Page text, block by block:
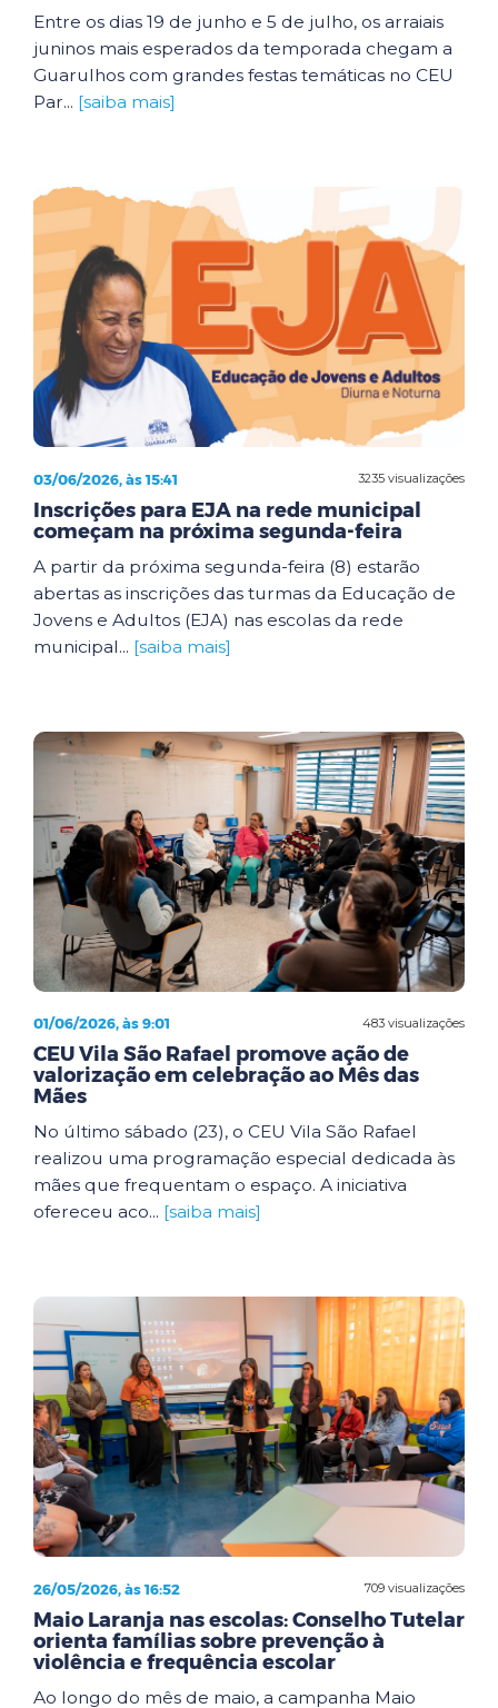
Entre os dias 19 de junho e 5 de julho, os arraiais
juninos mais esperados da temporada chegam a
Guarulhos com grandes festas temáticas no CEU
Par... [saiba mais]
3235 visualizações
03/06/2026, às 15:41
Inscrições para EJA na rede municipal
começam na próxima segunda-feira
A partir da próxima segunda-feira (8) estarão
abertas as inscrições das turmas da Educação de
Jovens e Adultos (EJA) nas escolas da rede
municipal... [saiba mais]
483 visualizações
01/06/2026, às 9:01
CEU Vila São Rafael promove ação de
valorização em celebração ao Mês das
Mães
No último sábado (23), o CEU Vila São Rafael
realizou uma programação especial dedicada às
mães que frequentam o espaço. A iniciativa
ofereceu aco... [saiba mais]
709 visualizações
26/05/2026, às 16:52
Maio Laranja nas escolas: Conselho Tutelar
orienta famílias sobre prevenção à
violência e frequência escolar
Ao longo do mês de maio, a campanha Maio